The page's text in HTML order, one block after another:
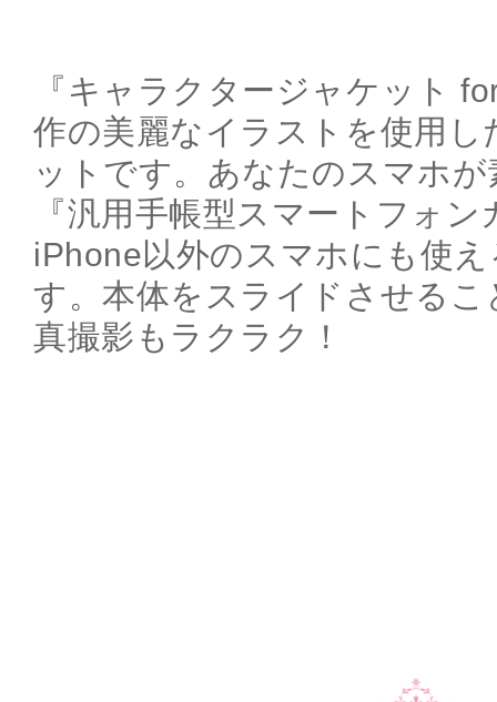
『キャラクタージャケット
作の美麗なイラストを使用
ットです。あなたのスマホ
『汎用手帳型スマートフォ
iPhone以外のスマホにも使
す。本体をスライドさせる
真撮影もラクラク！